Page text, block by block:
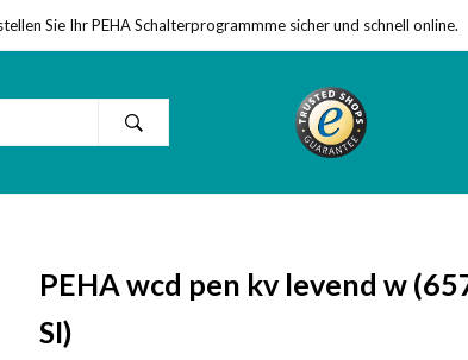
Sie Ihr PEHA Schalterprogrammme sicher und schnell online.
PEHA wcd pen kv levend w
SI)